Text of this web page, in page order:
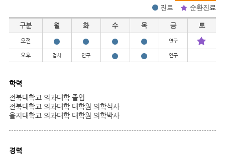
진료
순환진료
진료일정
구분 월 화 수 목 금 토
오전 연구
오후 검사 연구 연구
학력
전북대학교 의과대학 졸업
전북대학교 의과대학 대학원 의학석사
을지대학교 의과대학 대학원 의학박사
경력